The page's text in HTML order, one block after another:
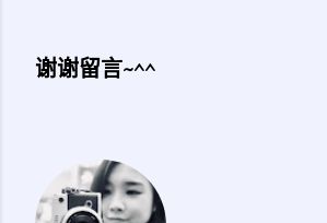
论
谢谢留言~^^